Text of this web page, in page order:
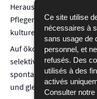
Ce site utilise
nécessaires à
sans usage de
personnel, et
refusés. Des
utilisés à des
activés
Consulter notre
Herausforderungen im
Pflegen und das
kulturellen Erbes an
Auf ökologischer Ebene
selektivere
spontanen und
und gleichzeitig die